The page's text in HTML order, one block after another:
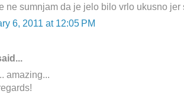
ne sumnjam da je jelo bilo vrlo ukusno
6, 2011 at 12:05 PM
amazing...